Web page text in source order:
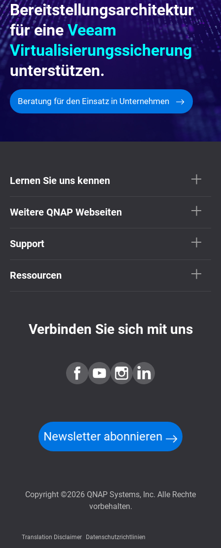
Bereitstellungsarchitektur
für eineVeeam
Virtualisierungssicherung
unterstützen.
Beratung für den Einsatz in Unternehmen
Lernen Sie uns kennen
Weitere QNAP Webseiten
Support
Ressourcen
Verbinden Sie sich mit uns
Newsletter abonnieren
Copyright ©2026 QNAP Systems, Inc. Alle Rechte
vorbehalten.
Translation Disclaimer Datenschutzrichtlinien